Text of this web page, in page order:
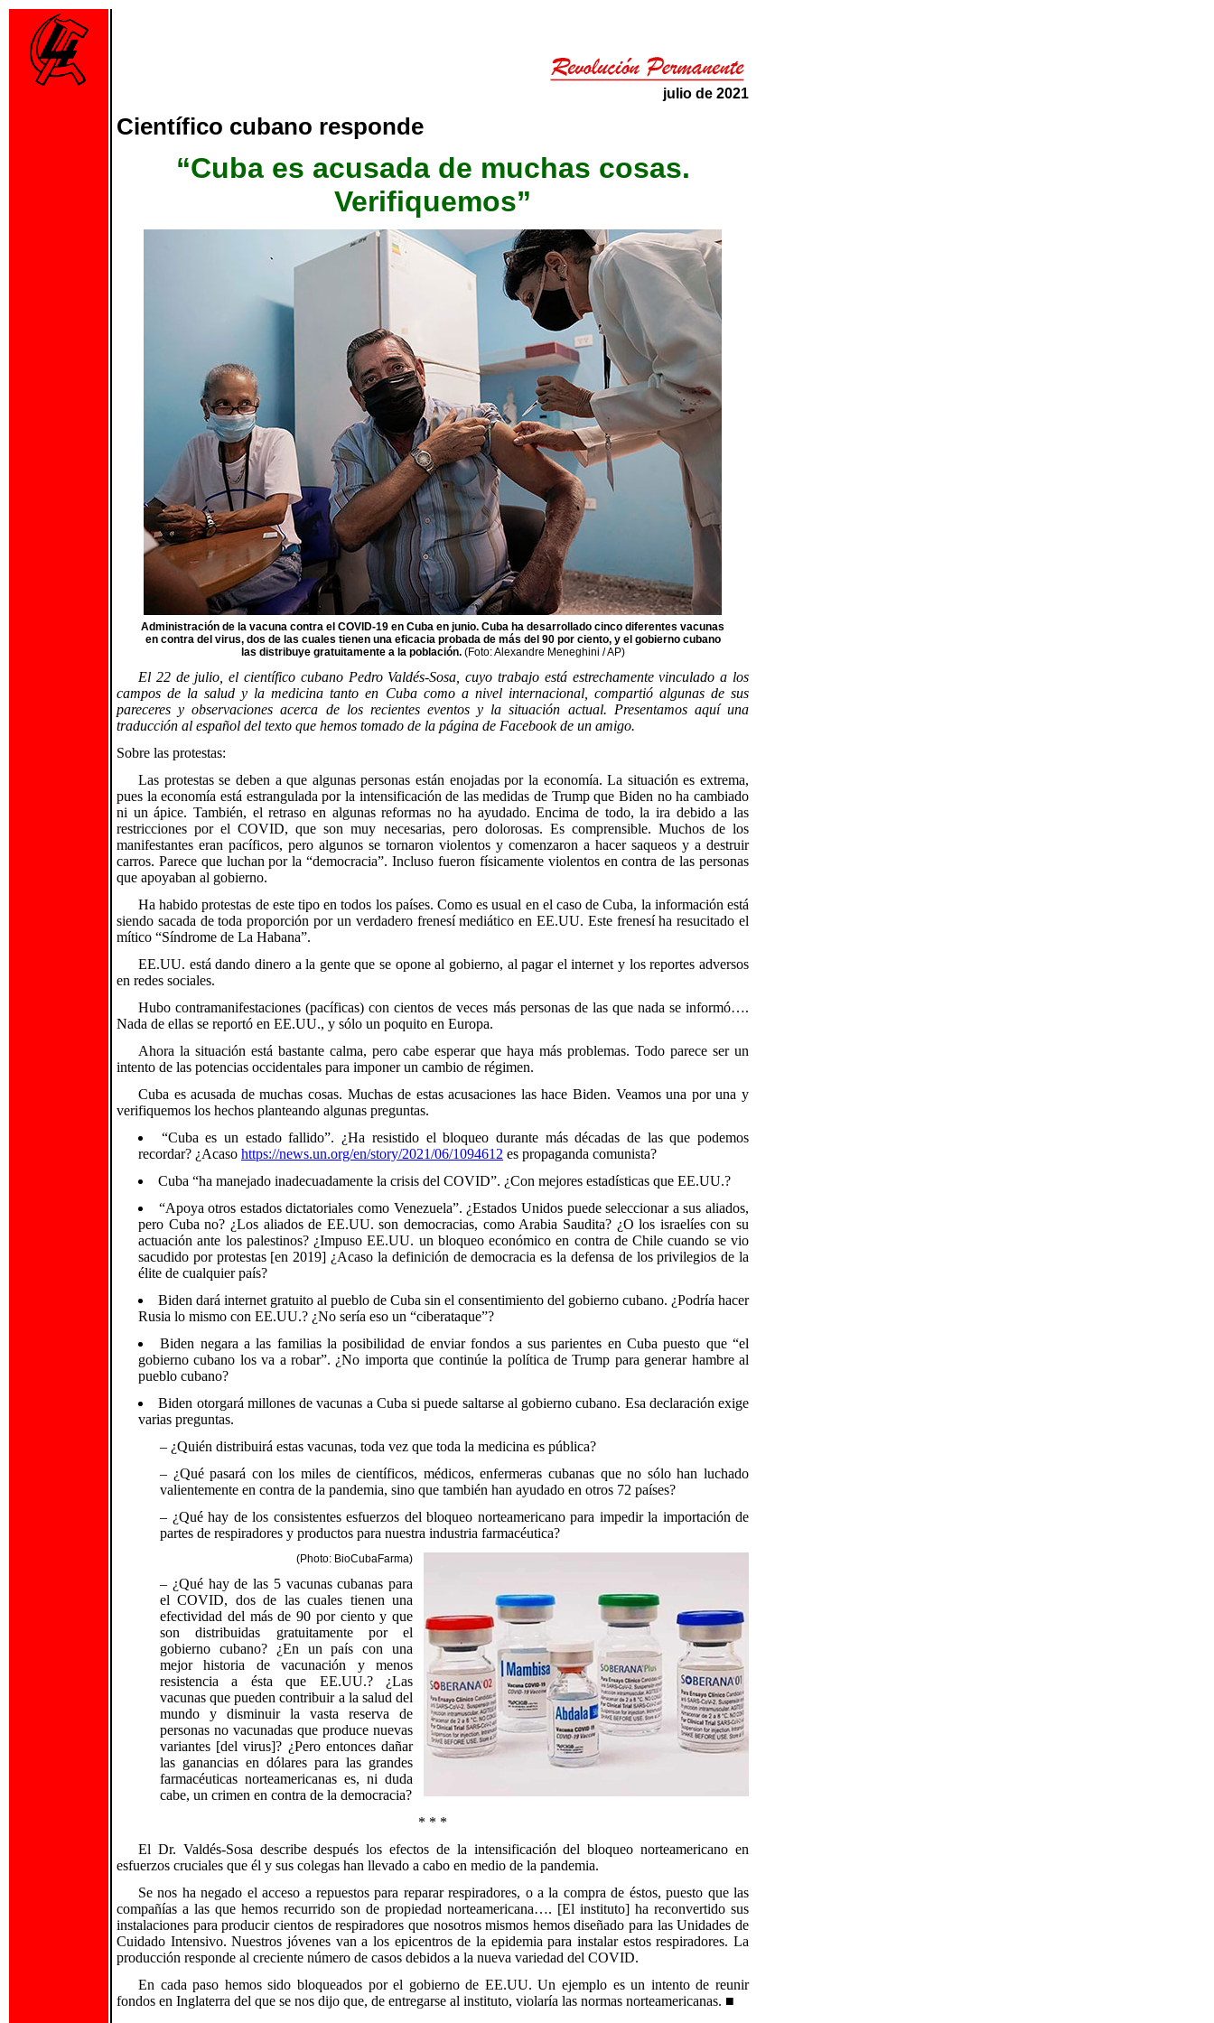
julio de 2021
Científico cubano responde
“Cuba es acusada de muchas cosas.
Verifiquemos”
Administración de la vacuna contra el COVID-19 en Cuba en junio. Cuba ha desarrollado cinco diferentes vacunas
en contra del virus, dos de las cuales tienen una eficacia probada de más del 90 por ciento, y el gobierno cubano
las distribuye gratuitamente a la población. (Foto: Alexandre Meneghini / AP)
El 22 de julio, el científico cubano Pedro Valdés-Sosa, cuyo trabajo está estrechamente vinculado a los
campos de la salud y la medicina tanto en Cuba como a nivel internacional, compartió algunas de sus
pareceres y observaciones acerca de los recientes eventos y la situación actual. Presentamos aquí una
traducción al español del texto que hemos tomado de la página de Facebook de un amigo.
Sobre las protestas:
Las protestas se deben a que algunas personas están enojadas por la economía. La situación es extrema,
pues la economía está estrangulada por la intensificación de las medidas de Trump que Biden no ha cambiado
ni un ápice. También, el retraso en algunas reformas no ha ayudado. Encima de todo, la ira debido a las
restricciones por el COVID, que son muy necesarias, pero dolorosas. Es comprensible. Muchos de los
manifestantes eran pacíficos, pero algunos se tornaron violentos y comenzaron a hacer saqueos y a destruir
carros. Parece que luchan por la “democracia”. Incluso fueron físicamente violentos en contra de las personas
que apoyaban al gobierno.
Ha habido protestas de este tipo en todos los países. Como es usual en el caso de Cuba, la información está
siendo sacada de toda proporción por un verdadero frenesí mediático en EE.UU. Este frenesí ha resucitado el
mítico “Síndrome de La Habana”.
EE.UU. está dando dinero a la gente que se opone al gobierno, al pagar el internet y los reportes adversos
en redes sociales.
Hubo contramanifestaciones (pacíficas) con cientos de veces más personas de las que nada se informó….
Nada de ellas se reportó en EE.UU., y sólo un poquito en Europa.
Ahora la situación está bastante calma, pero cabe esperar que haya más problemas. Todo parece ser un
intento de las potencias occidentales para imponer un cambio de régimen.
Cuba es acusada de muchas cosas. Muchas de estas acusaciones las hace Biden. Veamos una por una y
verifiquemos los hechos planteando algunas preguntas.
“Cuba es un estado fallido”. ¿Ha resistido el bloqueo durante más décadas de las que podemos
recordar? ¿Acaso https://news.un.org/en/story/2021/06/1094612 es propaganda comunista?
Cuba “ha manejado inadecuadamente la crisis del COVID”. ¿Con mejores estadísticas que EE.UU.?
“Apoya otros estados dictatoriales como Venezuela”. ¿Estados Unidos puede seleccionar a sus aliados,
pero Cuba no? ¿Los aliados de EE.UU. son democracias, como Arabia Saudita? ¿O los israelíes con su
actuación ante los palestinos? ¿Impuso EE.UU. un bloqueo económico en contra de Chile cuando se vio
sacudido por protestas [en 2019] ¿Acaso la definición de democracia es la defensa de los privilegios de la
élite de cualquier país?
Biden dará internet gratuito al pueblo de Cuba sin el consentimiento del gobierno cubano. ¿Podría hacer
Rusia lo mismo con EE.UU.? ¿No sería eso un “ciberataque”?
Biden negara a las familias la posibilidad de enviar fondos a sus parientes en Cuba puesto que “el
gobierno cubano los va a robar”. ¿No importa que continúe la política de Trump para generar hambre al
pueblo cubano?
Biden otorgará millones de vacunas a Cuba si puede saltarse al gobierno cubano. Esa declaración exige
varias preguntas.
– ¿Quién distribuirá estas vacunas, toda vez que toda la medicina es pública?
– ¿Qué pasará con los miles de científicos, médicos, enfermeras cubanas que no sólo han luchado
valientemente en contra de la pandemia, sino que también han ayudado en otros 72 países?
– ¿Qué hay de los consistentes esfuerzos del bloqueo norteamericano para impedir la importación de
partes de respiradores y productos para nuestra industria farmacéutica?
(Photo: BioCubaFarma)
– ¿Qué hay de las 5 vacunas cubanas para
el COVID, dos de las cuales tienen una
efectividad del más de 90 por ciento y que
son distribuidas gratuitamente por el
gobierno cubano? ¿En un país con una
mejor historia de vacunación y menos
resistencia a ésta que EE.UU.? ¿Las
vacunas que pueden contribuir a la salud del
mundo y disminuir la vasta reserva de
personas no vacunadas que produce nuevas
variantes [del virus]? ¿Pero entonces dañar
las ganancias en dólares para las grandes
farmacéuticas norteamericanas es, ni duda
cabe, un crimen en contra de la democracia?
* * *
El Dr. Valdés-Sosa describe después los efectos de la intensificación del bloqueo norteamericano en
esfuerzos cruciales que él y sus colegas han llevado a cabo en medio de la pandemia.
Se nos ha negado el acceso a repuestos para reparar respiradores, o a la compra de éstos, puesto que las
compañías a las que hemos recurrido son de propiedad norteamericana…. [El instituto] ha reconvertido sus
instalaciones para producir cientos de respiradores que nosotros mismos hemos diseñado para las Unidades de
Cuidado Intensivo. Nuestros jóvenes van a los epicentros de la epidemia para instalar estos respiradores. La
producción responde al creciente número de casos debidos a la nueva variedad del COVID.
En cada paso hemos sido bloqueados por el gobierno de EE.UU. Un ejemplo es un intento de reunir
fondos en Inglaterra del que se nos dijo que, de entregarse al instituto, violaría las normas norteamericanas. ■